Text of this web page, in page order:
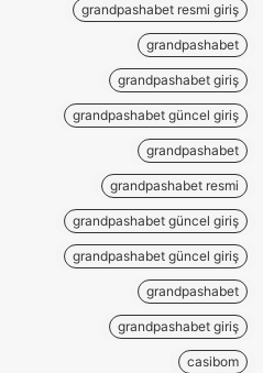
grandpashabet resmi giriş
grandpashabet
grandpashabet giriş
grandpashabet güncel giriş
grandpashabet
grandpashabet resmi
grandpashabet güncel giriş
grandpashabet güncel giriş
grandpashabet
grandpashabet giriş
casibom